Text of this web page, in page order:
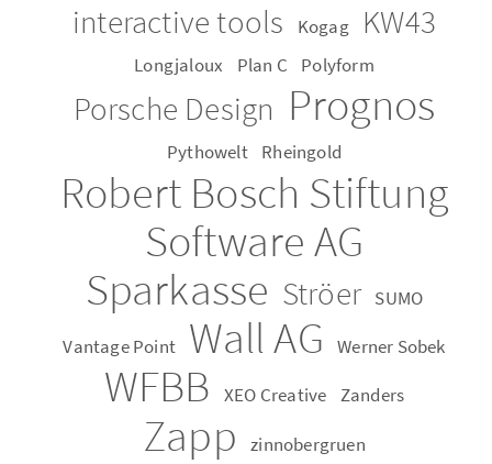
in­ter­ac­tive tools Kogag KW43
Long­ja­loux Plan C Po­ly­form
Por­sche De­sign Pro­gnos
Py­thow­elt Rhein­gold
Ro­bert Bosch Stif­tung
Soft­ware AG
Spar­kas­se Strö­er SUMO
Van­ta­ge Point Wall AG Wer­ner Sobek
WFBB XEO Crea­ti­ve Zan­ders
Zapp zin­no­ber­gru­en